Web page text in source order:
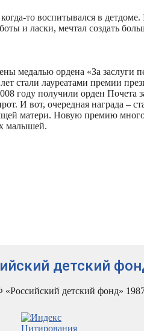
то воспитывался в
и ласки, мечтал создать
медалью ордена «За заслуги
стали лауреатами премии
году получили орден Почета
И вот, очередная награда –
матери. Новую премию
малышей.
детский
детский фонд»